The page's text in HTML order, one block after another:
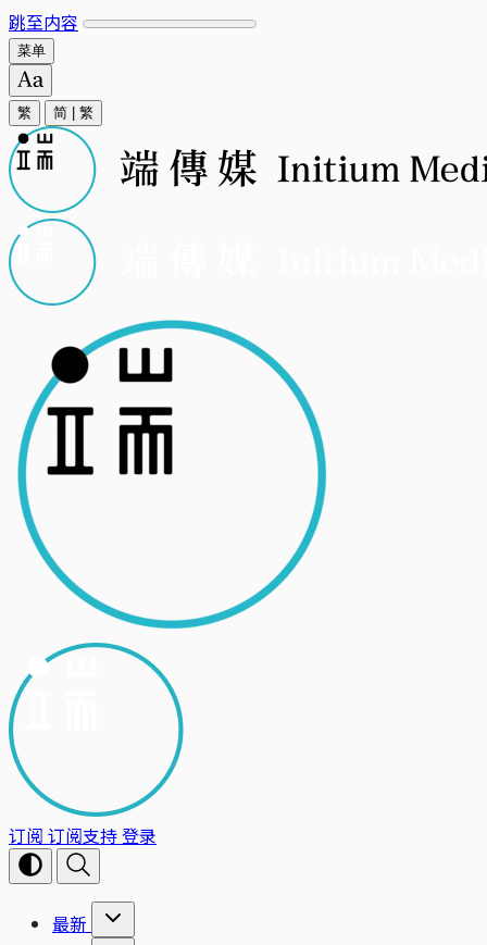
跳至内容
菜单
繁 简 繁
订阅 订阅支持登录
最新